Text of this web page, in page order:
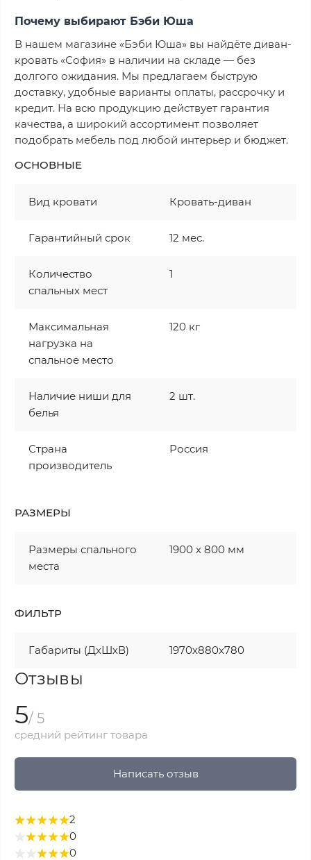
Почему выбирают Бэби Юша
В нашем магазине «Бэби Юша» вы найдёте диван-
кровать «София» в наличии на складе — без
долгого ожидания. Мы предлагаем быструю
доставку, удобные варианты оплаты, рассрочку и
кредит. На всю продукцию действует гарантия
качества, а широкий ассортимент позволяет
подобрать мебель под любой интерьер и бюджет.
ОСНОВНЫЕ
Вид кровати Кровать-диван
Гарантийный срок 12 мес.
Количество
спальных мест
1
Максимальная
нагрузка на
спальное место
120 кг
Наличие ниши для
белья
2 шт.
Страна
производитель
Россия
РАЗМЕРЫ
Размеры спального
места
1900 х 800 мм
ФИЛЬТР
Габариты (ДхШхВ) 1970х880х780
Отзывы
5/ 5
средний рейтинг товара
Написать отзыв
2
0
0